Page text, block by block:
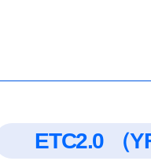
ETC2.0 （